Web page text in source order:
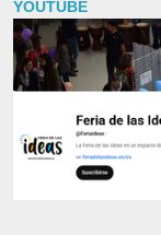
YOUTUBE